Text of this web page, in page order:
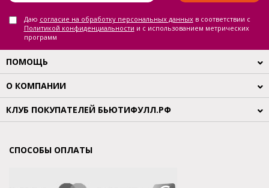
Даю согласие на обработку персональных данныхв соответствии с
Политикой конфиденциальности и с использованием метрических
программ
ПОМОЩЬ
О КОМПАНИИ
КЛУБ ПОКУПАТЕЛЕЙ БЬЮТИФУЛЛ.РФ
СПОСОБЫ ОПЛАТЫ